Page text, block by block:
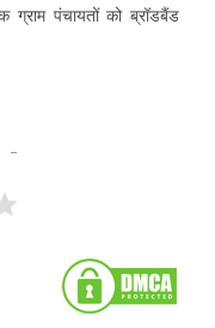
पंचायतों को ब्रॉडबैंड